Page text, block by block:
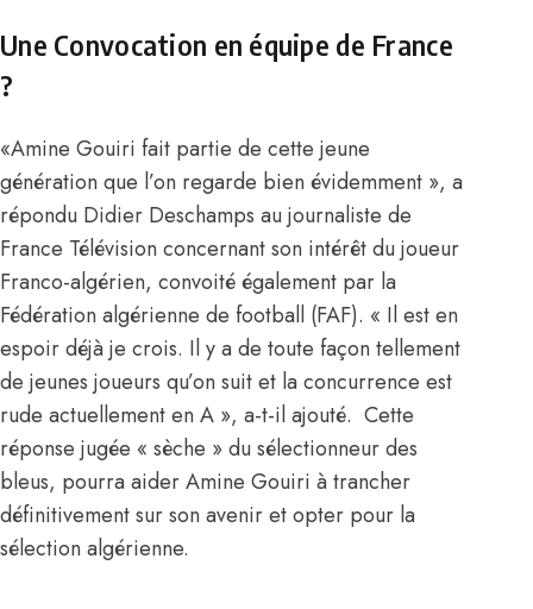
Une Convocation en équipe de France
?
«Amine Gouiri fait partie de cette jeune
génération que l’on regarde bien évidemment », a
répondu Didier Deschamps au journaliste de
France Télévision concernant son intérêt du joueur
Franco-algérien, convoité également par la
Fédération algérienne de football (FAF). « Il est en
espoir déjà je crois. Il y a de toute façon tellement
de jeunes joueurs qu’on suit et la concurrence est
rude actuellement en A », a-t-il ajouté. Cette
réponse jugée « sèche » du sélectionneur des
bleus, pourra aider Amine Gouiri à trancher
définitivement sur son avenir et opter pour la
sélection algérienne.